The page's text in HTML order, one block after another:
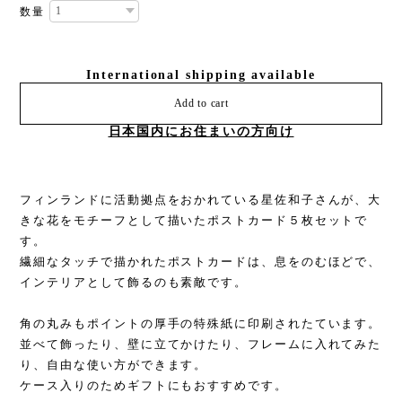
数量
International shipping available
Add to cart
日本国内にお住まいの方向け
フィンランドに活動拠点をおかれている星佐和子さんが、大
きな花をモチーフとして描いたポストカード５枚セットで
す。
繊細なタッチで描かれたポストカードは、息をのむほどで、
インテリアとして飾るのも素敵です。
角の丸みもポイントの厚手の特殊紙に印刷されたています。
並べて飾ったり、壁に立てかけたり、フレームに入れてみた
り、自由な使い方ができます。
ケース入りのためギフトにもおすすめです。